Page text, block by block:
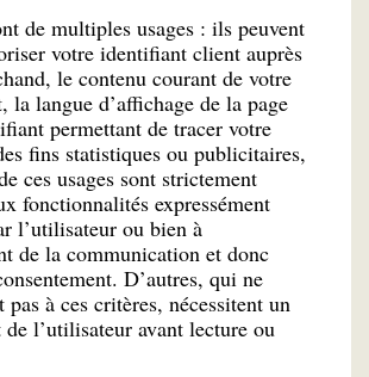
de multiples usages : ils peuvent
votre identifiant client auprès
le contenu courant de votre
la langue d’affichage de la page
permettant de tracer votre
fins statistiques ou publicitaires,
ces usages sont strictement
fonctionnalités expressément
l’utilisateur ou bien à
de la communication et donc
D’autres, qui ne
pas à ces critères, nécessitent un
de l’utilisateur avant lecture ou